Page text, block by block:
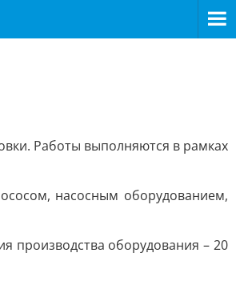
Работы выполняются в рамках
насосным оборудованием,
производства оборудования – 20